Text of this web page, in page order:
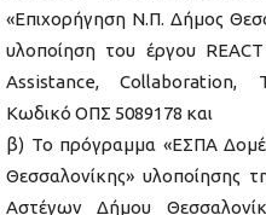
«Επιχορήγηση Ν.Π. Δήμος
υλοποίηση του έργου
Assistance, Collaboration,
Κωδικό ΟΠΣ 5089178 και
β) Το πρόγραμμα «ΕΣΠΑ
Θεσσαλονίκης» υλοποίησης
Αστέγων Δήμου